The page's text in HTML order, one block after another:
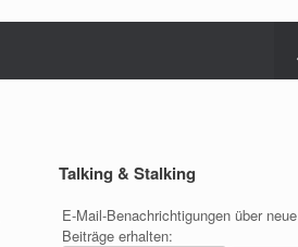
Talking & Stalking
E-Mail-Benachrichtigungen über neue
Beiträge erhalten: